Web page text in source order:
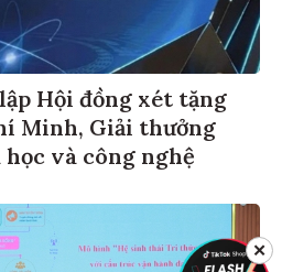
Hội đồng xét tặng
Minh, Giải thưởng
và công nghệ
✕